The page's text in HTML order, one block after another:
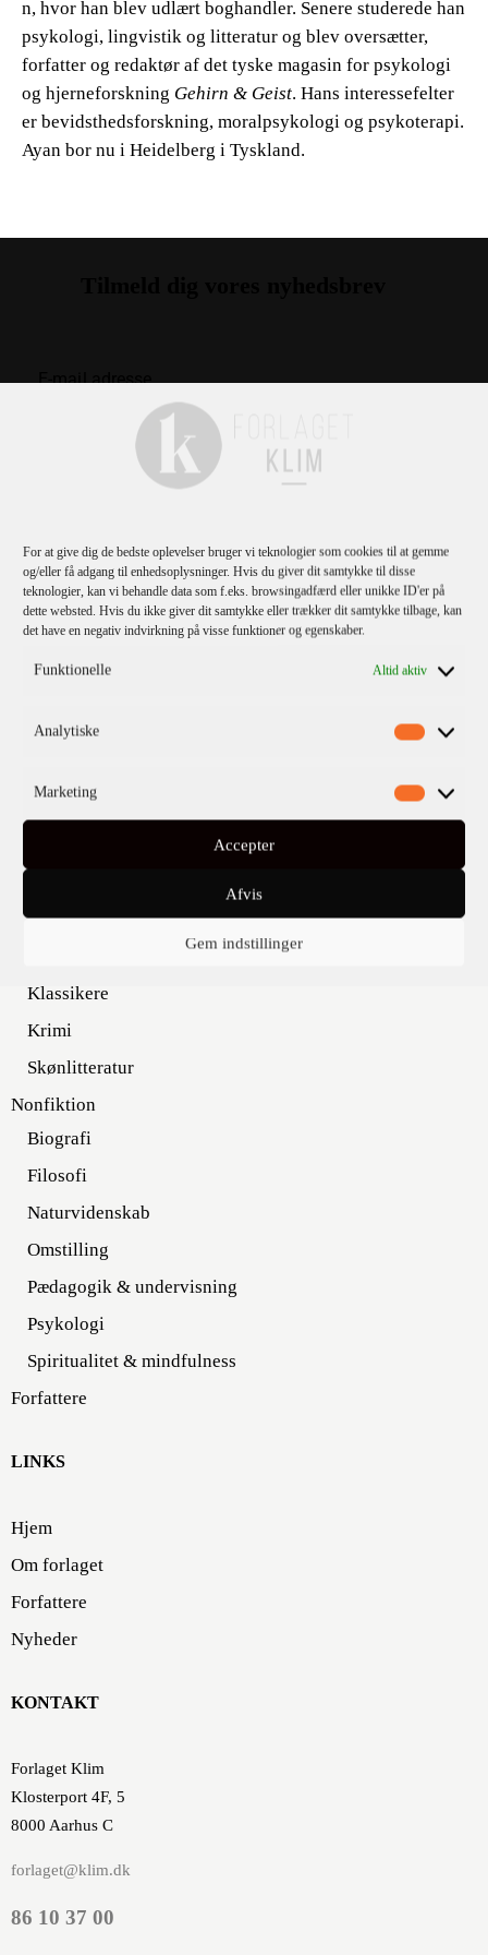
For at give dig de bedste oplevelser bruger vi teknologier som cookies til at gemme
og/eller få adgang til enhedsoplysninger. Hvis du giver dit samtykke til disse
teknologier, kan vi behandle data som f.eks. browsingadfærd eller unikke ID'er på
dette websted. Hvis du ikke giver dit samtykke eller trækker dit samtykke tilbage, kan
det have en negativ indvirkning på visse funktioner og egenskaber.
Funktionelle Altid aktiv
Analytiske
Marketing
Accepter
Afvis
Gem indstillinger
n, hvor han blev udlært boghandler. Senere studerede han
psykologi, lingvistik og litteratur og blev oversætter,
forfatter og redaktør af det tyske magasin for psykologi
og hjerneforskning Gehirn & Geist. Hans interessefelter
er bevidsthedsforskning, moralpsykologi og psykoterapi.
Ayan bor nu i Heidelberg i Tyskland.
TILMELD
Jeg bekræfterprivatlivspolitikken.
KATEGORIER
Fiktion
Klassikere
Krimi
Skønlitteratur
Nonfiktion
Biografi
Filosofi
Naturvidenskab
Omstilling
Pædagogik & undervisning
Psykologi
Spiritualitet & mindfulness
Forfattere
LINKS
Hjem
Om forlaget
Forfattere
Nyheder
KONTAKT
Forlaget Klim
Klosterport 4F, 5
8000 Aarhus C
forlaget@klim.dk
86 10 37 00